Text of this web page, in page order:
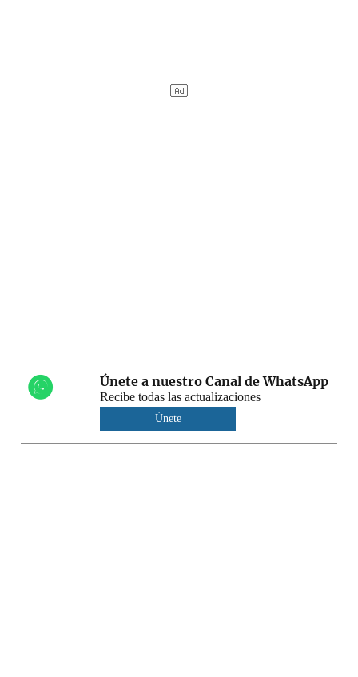
Únete a nuestro Canal de WhatsApp
Recibe todas las actualizaciones
Únete